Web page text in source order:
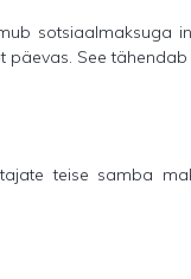
sotsiaalmaksuga
See
teise samba